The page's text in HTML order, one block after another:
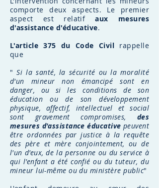
comporte deux aspects. Le premier
aspect est relatifaux mesures
d'assistance d'éducative.
L'article 375 du Code Civil rappelle
que
"Si la santé, la sécurité ou la moralité
d'un mineur non émancipé sont en
danger, ou si les conditions de son
éducation ou de son développement
physique, affectif, intellectuel et social
sont gravement compromises, des
mesures d'assistance éducative peuvent
être ordonnées par justice à la requête
des père et mère conjointement, ou de
l'un d'eux, de la personne ou du service à
qui l'enfant a été confié ou du tuteur, du
mineur lui-même ou du ministère public"